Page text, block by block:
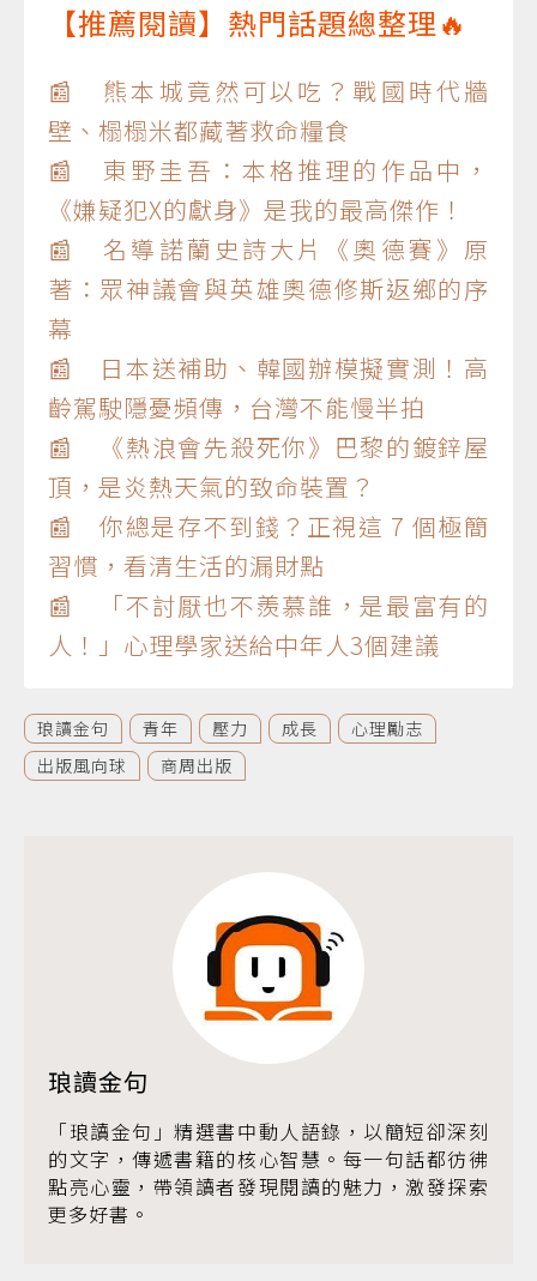
【推薦閱讀】熱門話題總整理🔥
📰 熊本城竟然可以吃？戰國時代牆
壁、榻榻米都藏著救命糧食
📰 東野圭吾：本格推理的作品中，
《嫌疑犯X的獻身》是我的最高傑作！
📰 名導諾蘭史詩大片《奧德賽》原
著：眾神議會與英雄奧德修斯返鄉的序
幕
📰 日本送補助、韓國辦模擬實測！高
齡駕駛隱憂頻傳，台灣不能慢半拍
📰 《熱浪會先殺死你》巴黎的鍍鋅屋
頂，是炎熱天氣的致命裝置？
📰 你總是存不到錢？正視這 7 個極簡
習慣，看清生活的漏財點
📰 「不討厭也不羨慕誰，是最富有的
人！」心理學家送給中年人3個建議
琅讀金句 青年 壓力 成長
心理勵志
出版風向球
商周出版
琅讀金句
「琅讀金句」精選書中動人語錄，以簡短卻深刻
的文字，傳遞書籍的核心智慧。每一句話都彷彿
點亮心靈，帶領讀者發現閱讀的魅力，激發探索
更多好書。